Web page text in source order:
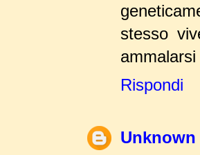
stesso
Rispondi
Unknown